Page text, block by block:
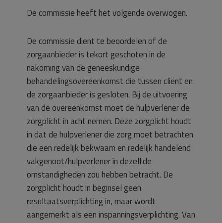
De commissie heeft het volgende overwogen.
De commissie dient te beoordelen of de
zorgaanbieder is tekort geschoten in de
nakoming van de geneeskundige
behandelingsovereenkomst die tussen cliënt en
de zorgaanbieder is gesloten. Bij de uitvoering
van de overeenkomst moet de hulpverlener de
zorgplicht in acht nemen. Deze zorgplicht houdt
in dat de hulpverlener die zorg moet betrachten
die een redelijk bekwaam en redelijk handelend
vakgenoot/hulpverlener in dezelfde
omstandigheden zou hebben betracht. De
zorgplicht houdt in beginsel geen
resultaatsverplichting in, maar wordt
aangemerkt als een inspanningsverplichting. Van